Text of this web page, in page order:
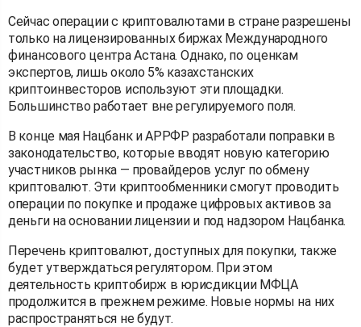
Сейчас операции с криптовалютами в стране разрешены
только на лицензированных биржах Международного
финансового центра Астана. Однако, по оценкам
экспертов, лишь около 5% казахстанских
криптоинвесторов используют эти площадки.
Большинство работает вне регулируемого поля.
В конце мая Нацбанк и АРРФР разработали поправки в
законодательство, которые вводят новую категорию
участников рынка — провайдеров услуг по обмену
криптовалют. Эти криптообменники смогут проводить
операции по покупке и продаже цифровых активов за
деньги на основании лицензии и под надзором Нацбанка.
Перечень криптовалют, доступных для покупки, также
будет утверждаться регулятором. При этом
деятельность криптобирж в юрисдикции МФЦА
продолжится в прежнем режиме. Новые нормы на них
распространяться не будут.